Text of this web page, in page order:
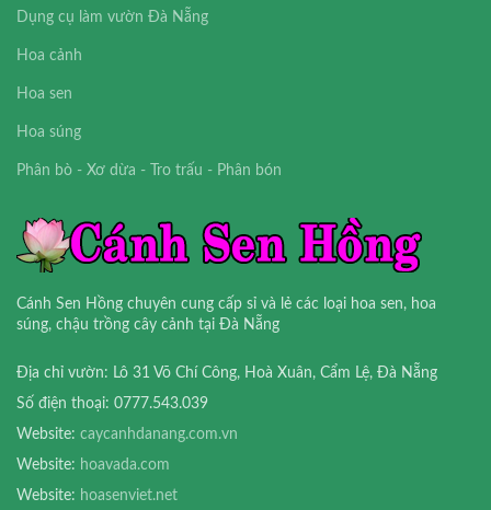
Dụng cụ làm vườn Đà Nẵng
Hoa cảnh
Hoa sen
Hoa súng
Phân bò - Xơ dừa - Tro trấu - Phân bón
Cánh Sen Hồng chuyên cung cấp sỉ và lẻ các loại hoa sen, hoa
súng, chậu trồng cây cảnh tại Đà Nẵng
Địa chỉ vườn: Lô 31 Võ Chí Công, Hoà Xuân, Cẩm Lệ, Đà Nẵng
Số điện thoại: 0777.543.039
Website: caycanhdanang.com.vn
Website: hoavada.com
Website: hoasenviet.net